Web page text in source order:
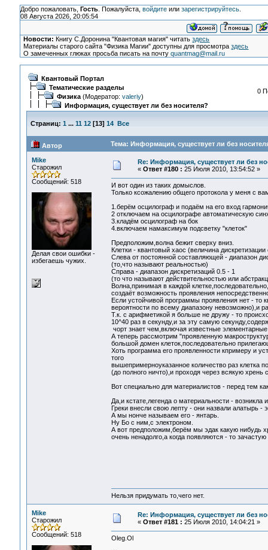
Добро пожаловать, Гость. Пожалуйста, войдитеили зарегистрируйтесь.
08 Августа 2026, 20:05:54
Новости: Книгу С.Доронина "Квантовая магия" читатьздесь
Материалы старого сайта "Физика Магии" доступны для просмотраздесь
О замеченных глюках просьба писать на почтуquantmag@mail.ru
Квантовый Портал
Тематические разделы
Физика(Модератор: valeriy)
Информация, существует ли без носителя?
0
Страниц: 1 ... 11 12[13] 14 Все
Автор Тема: Информация, существует ли без
Mike
Старожил
Сообщений: 518
Делая свои ошибки -
избегаешь чужих.
Re: Информация, существует ли без
« Ответ #180 : 25 Июля 2010, 13:54:52 »
И вот один из таких домыслов.
Только ксожалению общего протокола у меня с
1.берём осцилограф и подаём на его вход
2 отключаем на осцилографе автоматическую
3.кладём осцилограф на бок
4.включаем намаксимум подсветку "клеток"
Предположим,волна бежит сверху вниз.
Клетки - квантовый хаос (величина дискретизации
Слева от постоянной составляющей - диапазон
(то,что называют реальностью)
Справа - диапазон дискретизаций 0.5 - 1
(то что называют действительностью или
Волна,принимая в каждой
создаёт возможность проявления
Если устойчивой программы проявления нет - то
вероятности по всему диапазону невозможно),и
Т.к. с арифметикой я больше не дружу - то
10^40 раз в секунду,и за эту самую
чорт знает чем,включая известные
А теперь рассмотрим "проявленную
большой домен клеток,последовательно
Хоть программа его проявленности кпримеру и
того
вышепримерноуказанное количество раз клетка
(до полного ничто),и проходя через всякую
Вот специально для материалистов - перед тем
Да,и кстате,легенда о материальности -
Греки внесли свою лепту - они назвали алатырь -
А мы нонче называем его - янтарь.
Ну Бо с ним,с электроном.
А вот предположим,берём мы эдак какую нибудь
очень ненадолго,а когда появляются - то
Нельзя придумать то,чего нет.
Mike
Старожил
Сообщений: 518
Re: Информация, существует ли без
« Ответ #181 : 25 Июля 2010, 14:04:21 »
Oleg.Ol